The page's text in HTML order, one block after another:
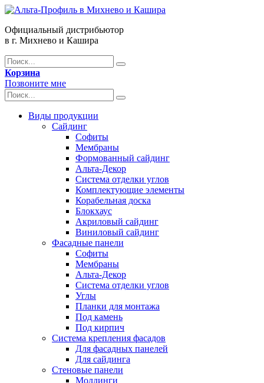
Официальный дистрибьютор
в г. Михнево и Кашира
Корзина
Позвоните мне
Виды продукции
Сайдинг
Софиты
Мембраны
Формованный сайдинг
Альта-Декор
Система отделки углов
Комплектующие элементы
Корабельная доска
Блокхаус
Акриловый сайдинг
Виниловый сайдинг
Фасадные панели
Софиты
Мембраны
Альта-Декор
Система отделки углов
Углы
Планки для монтажа
Под камень
Под кирпич
Система крепления фасадов
Для фасадных панелей
Для сайдинга
Стеновые панели
Молдинги